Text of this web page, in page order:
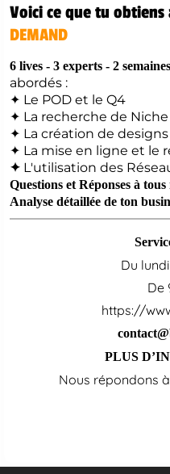
Voici ce que tu obtiens
DEMAND
6 lives - 3 experts - 2
abordés :
✦ Le POD et le Q4
✦ La recherche de
✦ La création de designs
✦ La mise en ligne et le
✦ L'utilisation des
Questions et Réponses à
Analyse détaillée de ton
Du
De
https://
PLUS
Nous répondons